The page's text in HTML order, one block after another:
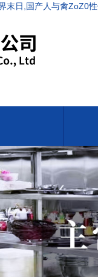
末日,国产人与禽ZoZ0